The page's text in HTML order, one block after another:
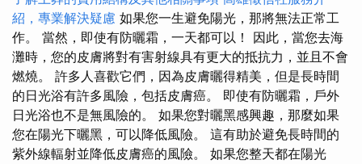
紹，專業解決疑慮 如果您一生避免陽光，那將無法正常工
作。 當然，即使有防曬霜，一天都可以！ 因此，當您去海
灘時，您的皮膚將對有害射線具有更大的抵抗力，並且不會
燃燒。 許多人喜歡它們，因為皮膚曬得精美，但是長時間
的日光浴有許多風險，包括皮膚癌。 即使有防曬霜，戶外
日光浴也不是無風險的。 如果您對曬黑感興趣，那麼如果
您在陽光下曬黑，可以降低風險。 這有助於避免長時間的
紫外線輻射並降低皮膚癌的風險。 如果您整天都在陽光